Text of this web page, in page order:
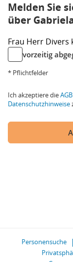
Melden Sie
über
Frau Herr Divers
vorzeitig
* Pflichtfelder
Ich akzeptiere dieAGB
Datenschutzhinweise
Personensuche